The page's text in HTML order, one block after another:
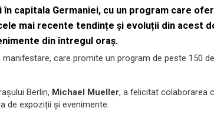
capitala Germaniei, cu un program care
mai recente tendințe și evoluții din acest
din întregul oraș.
care promite un program de peste 150
Berlin, Michael Mueller, a felicitat colaborarea
de expoziții și evenimente.